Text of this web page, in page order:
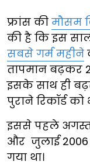
फ्रांस की मौसम
की है कि इस
सबसे गर्म महीने
तापमान बढ़कर
इसके साथ ही
पुराने रिकॉर्ड को
इससे पहले
और जुलाई 2006
गया था।